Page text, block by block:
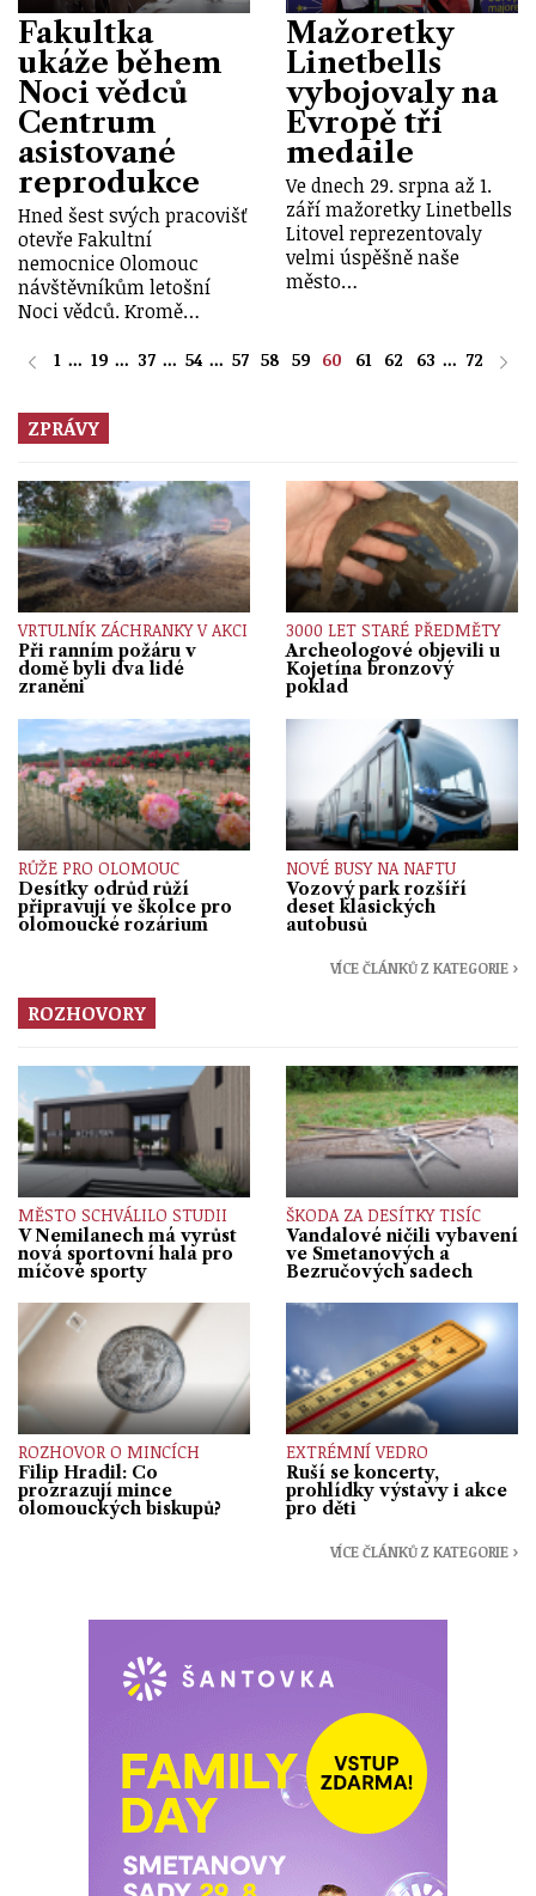
Fakultka
ukáže během
Noci vědců
Centrum
asistované
reprodukce
Hned šest svých pracovišť
otevře Fakultní
nemocnice Olomouc
návštěvníkům letošní
Noci vědců. Kromě…
Mažoretky
Linetbells
vybojovaly na
Evropě tři
medaile
Ve dnech 29. srpna až 1.
září mažoretky Linetbells
Litovel reprezentovaly
velmi úspěšně naše
město…
1 ... 19 ... 37 ... 54 ... 57 58 59 60 61 62 63 ... 72
ZPRÁVY
VRTULNÍK ZÁCHRANKY V AKCI
Při ranním požáru v
domě byli dva lidé
zraněni
3000 LET STARÉ PŘEDMĚTY
Archeologové objevili u
Kojetína bronzový
poklad
RŮŽE PRO OLOMOUC
Desítky odrůd růží
připravují ve školce pro
olomoucké rozárium
NOVÉ BUSY NA NAFTU
Vozový park rozšíří
deset klasických
autobusů
VÍCE ČLÁNKŮ Z KATEGORIE ›
ROZHOVORY
MĚSTO SCHVÁLILO STUDII
V Nemilanech má vyrůst
nová sportovní hala pro
míčové sporty
ŠKODA ZA DESÍTKY TISÍC
Vandalové ničili vybavení
ve Smetanových a
Bezručových sadech
ROZHOVOR O MINCÍCH
Filip Hradil: Co
prozrazují mince
olomouckých biskupů?
EXTRÉMNÍ VEDRO
Ruší se koncerty,
prohlídky výstavy i akce
pro děti
VÍCE ČLÁNKŮ Z KATEGORIE ›